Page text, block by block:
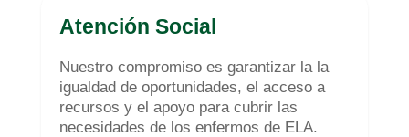
Atención Social
Nuestro compromiso es garantizar la la
igualdad de oportunidades, el acceso a
recursos y el apoyo para cubrir las
necesidades de los enfermos de ELA.